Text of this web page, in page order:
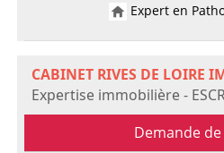
Expert en
CABINET RIVES DE LOIRE
Expertise immobilière -
Demande